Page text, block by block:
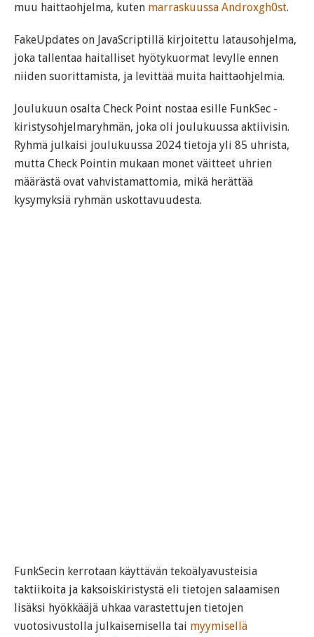
muu haittaohjelma, kuten marraskuussa Androxgh0st.
FakeUpdates on JavaScriptillä kirjoitettu latausohjelma,
joka tallentaa haitalliset hyötykuormat levylle ennen
niiden suorittamista, ja levittää muita haittaohjelmia.
Joulukuun osalta Check Point nostaa esille FunkSec -
kiristysohjelmaryhmän, joka oli joulukuussa aktiivisin.
Ryhmä julkaisi joulukuussa 2024 tietoja yli 85 uhrista,
mutta Check Pointin mukaan monet väitteet uhrien
määrästä ovat vahvistamattomia, mikä herättää
kysymyksiä ryhmän uskottavuudesta.
FunkSecin kerrotaan käyttävän tekoälyavusteisia
taktiikoita ja kaksoiskiristystä eli tietojen salaamisen
lisäksi hyökkääjä uhkaa varastettujen tietojen
vuotosivustolla julkaisemisella tai myymisellä